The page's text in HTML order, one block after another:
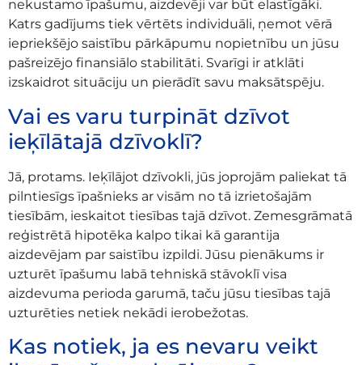
nekustamo īpašumu, aizdevēji var būt elastīgāki.
Katrs gadījums tiek vērtēts individuāli, ņemot vērā
iepriekšējo saistību pārkāpumu nopietnību un jūsu
pašreizējo finansiālo stabilitāti. Svarīgi ir atklāti
izskaidrot situāciju un pierādīt savu maksātspēju.
Vai es varu turpināt dzīvot
ieķīlātajā dzīvoklī?
Jā, protams. Ieķīlājot dzīvokli, jūs joprojām paliekat tā
pilntiesīgs īpašnieks ar visām no tā izrietošajām
tiesībām, ieskaitot tiesības tajā dzīvot. Zemesgrāmatā
reģistrētā hipotēka kalpo tikai kā garantija
aizdevējam par saistību izpildi. Jūsu pienākums ir
uzturēt īpašumu labā tehniskā stāvoklī visa
aizdevuma perioda garumā, taču jūsu tiesības tajā
uzturēties netiek nekādi ierobežotas.
Kas notiek, ja es nevaru veikt